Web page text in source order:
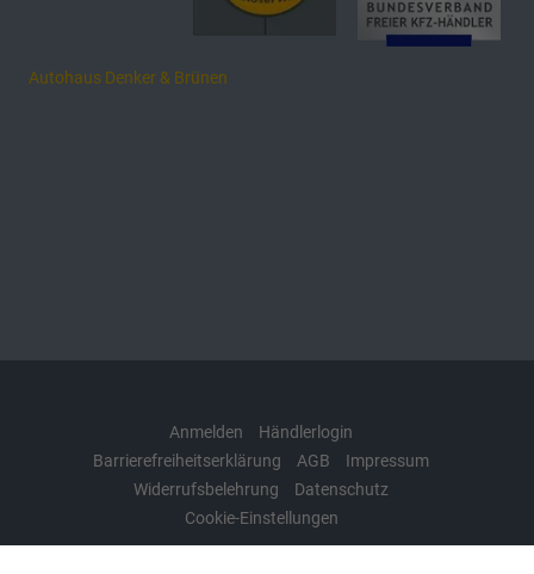
Autohaus Denker & Brünen
Anmelden
Händlerlogin
Barrierefreiheitserklärung
AGB
Impressum
Widerrufsbelehrung
Datenschutz
Cookie-Einstellungen